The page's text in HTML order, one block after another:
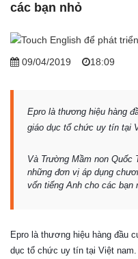
các bạn nhỏ
09/04/2019 18:09
Epro là thương hiệu hàng
giáo dục tổ chức uy tín tại
Và Trường Mầm non Quốc
những đơn vị áp dụng
vốn tiếng Anh cho các bạn
Epro là thương hiệu hàng đầu
dục tổ chức uy tín tại Việt nam.